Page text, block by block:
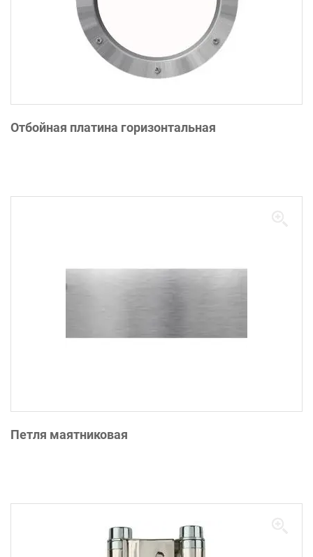
Отбойная платина горизонтальная
Петля маятниковая